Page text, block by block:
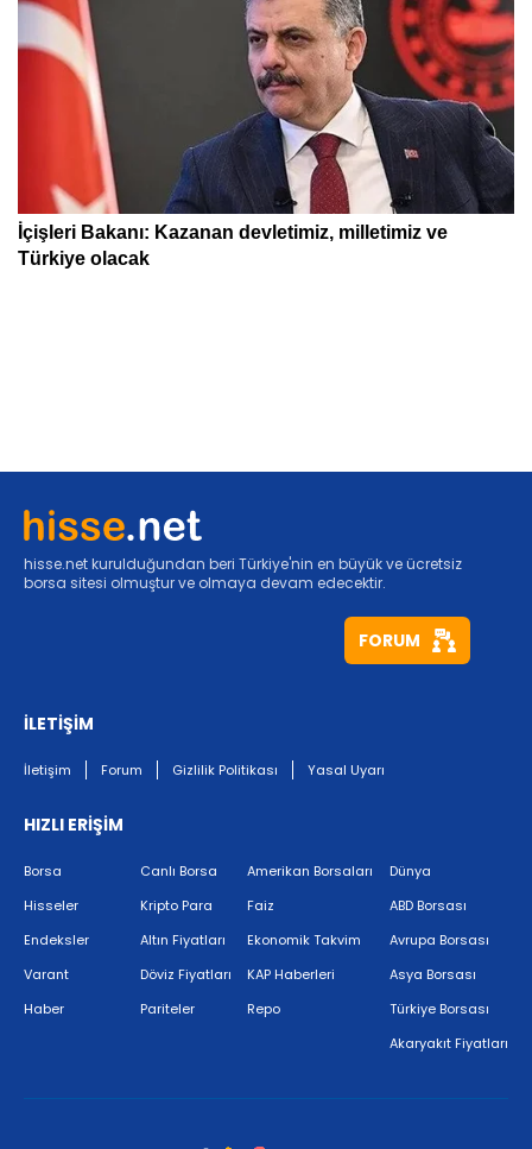
hisse.net kurulduğundan beri Türkiye'nin en büyük ve ücretsiz
borsa sitesi olmuştur ve olmaya devam edecektir.
FORUM
İLETİŞİM
İletişim Forum Gizlilik Politikası Yasal Uyarı
HIZLI ERİŞİM
Borsa
Hisseler
Endeksler
Varant
Haber
Canlı Borsa
Kripto Para
Altın Fiyatları
Döviz Fiyatları
Pariteler
Amerikan Borsaları
Faiz
Ekonomik Takvim
KAP Haberleri
Repo
Dünya
ABD Borsası
Avrupa Borsası
Asya Borsası
Türkiye Borsası
Akaryakıt Fiyatları